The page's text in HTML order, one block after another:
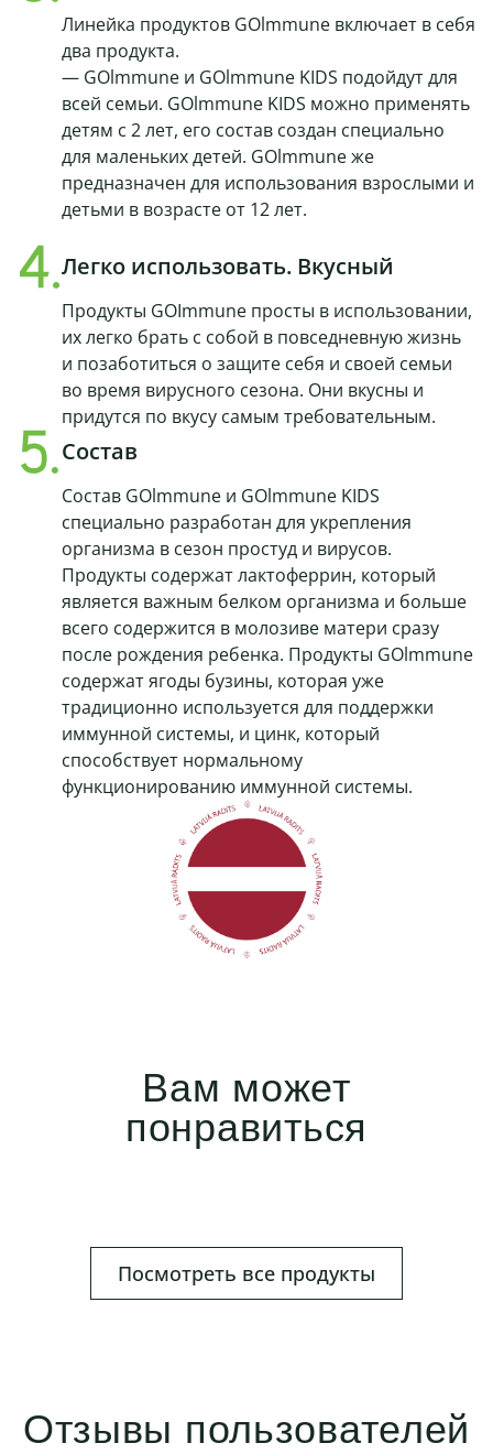
Линейка продуктов GOlmmune включает в себя
два продукта.
— GOlmmune и GOlmmune KIDS подойдут для
всей семьи. GOlmmune KIDS можно применять
детям с 2 лет, его состав создан специально
для маленьких детей. GOlmmune же
предназначен для использования взрослыми и
детьми в возрасте от 12 лет.
Легко использовать. Вкусный
Продукты GOImmune просты в использовании,
их легко брать с собой в повседневную жизнь
и позаботиться о защите себя и своей семьи
во время вирусного сезона. Они вкусны и
придутся по вкусу самым требовательным.
Состав
Состав GOlmmune и GOlmmune KIDS
специально разработан для укрепления
организма в сезон простуд и вирусов.
Продукты содержат лактоферрин, который
является важным белком организма и больше
всего содержится в молозиве матери сразу
после рождения ребенка. Продукты GOlmmune
содержат ягоды бузины, которая уже
традиционно используется для поддержки
иммунной системы, и цинк, который
способствует нормальному
функционированию иммунной системы.
Вам может
понравиться
Посмотреть все продукты
Отзывы пользователей